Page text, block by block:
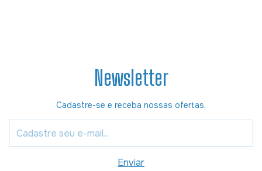
Newsletter
Cadastre-se e receba nossas ofertas.